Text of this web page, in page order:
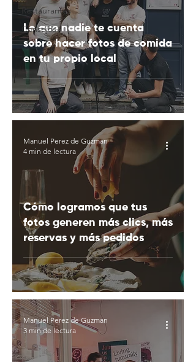
Restaurantes
Consejos
Lo que nadie te cuenta
sobre hacer fotos de comida
en tu propio local
Cómo logramos que tus
fotos generen más clics, más
reservas y más pedidos
Manuel Perez de Guzman
4 min de lectura
Manuel Perez de Guzman
3 min de lectura